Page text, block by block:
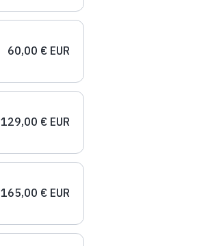
60,00 € EUR
129,00 € EUR
165,00 € EUR